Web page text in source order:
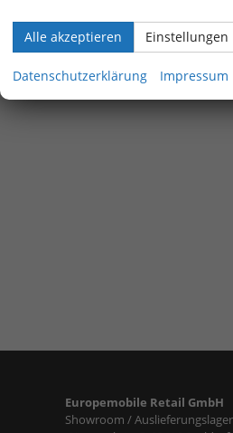
Europemobile Retail GmbH
Showroom /
Alle akzeptieren Einstellungen
Datenschutzerklärung Impressum